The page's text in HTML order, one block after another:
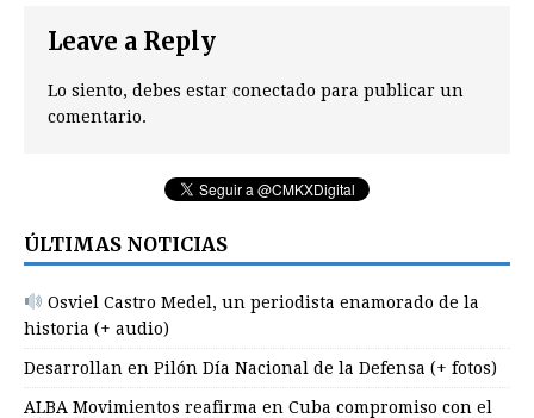
Leave a Reply
Lo siento, debes estar conectado para publicar un
comentario.
ÚLTIMAS NOTICIAS
Osviel Castro Medel, un periodista enamorado de la
historia (+ audio)
Desarrollan en Pilón Día Nacional de la Defensa (+ fotos)
ALBA Movimientos reafirma en Cuba compromiso con el